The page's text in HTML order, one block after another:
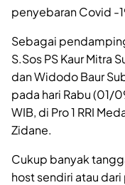
penyebaran Covid -
Sebagai
S.Sos PS Kaur Mitra
dan Widodo Baur
pada hari Rabu (01/
WIB, di Pro 1 RRI
Zidane.
Cukup banyak
host sendiri atau